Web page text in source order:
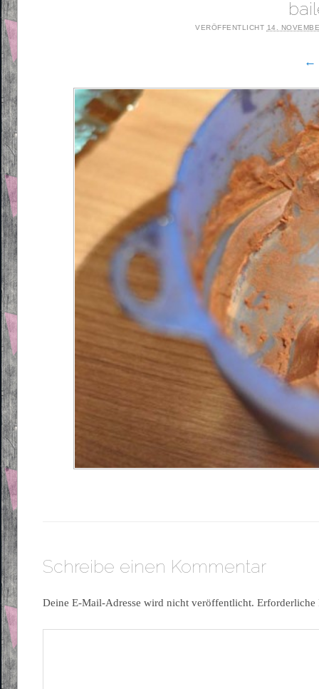
VERÖFFENTLICHT 14.
←
Schreibe einen Kommentar
Deine E-Mail-Adresse wird nicht veröffentlicht.